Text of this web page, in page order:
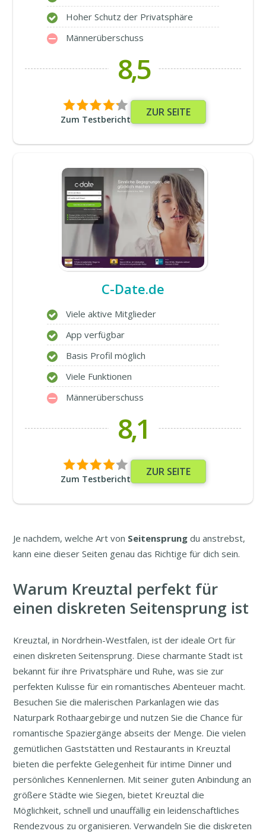
Hoher Schutz der Privatsphäre
Männerüberschuss
8,5
Zum Testbericht
ZUR SEITE
C-Date.de
Viele aktive Mitglieder
App verfügbar
Basis Profil möglich
Viele Funktionen
Männerüberschuss
8,1
Zum Testbericht
ZUR SEITE
Je nachdem, welche Art von Seitensprung du anstrebst,
kann eine dieser Seiten genau das Richtige für dich sein.
Warum Kreuztal perfekt für
einen diskreten Seitensprung ist
Kreuztal, in Nordrhein-Westfalen, ist der ideale Ort für
einen diskreten Seitensprung. Diese charmante Stadt ist
bekannt für ihre Privatsphäre und Ruhe, was sie zur
perfekten Kulisse für ein romantisches Abenteuer macht.
Besuchen Sie die malerischen Parkanlagen wie das
Naturpark Rothaargebirge und nutzen Sie die Chance für
romantische Spaziergänge abseits der Menge. Die vielen
gemütlichen Gaststätten und Restaurants in Kreuztal
bieten die perfekte Gelegenheit für intime Dinner und
persönliches Kennenlernen. Mit seiner guten Anbindung an
größere Städte wie Siegen, bietet Kreuztal die
Möglichkeit, schnell und unauffällig ein leidenschaftliches
Rendezvous zu organisieren. Verwandeln Sie die diskreten